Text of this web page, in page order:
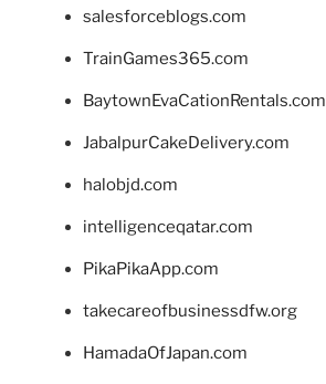
salesforceblogs.com
TrainGames365.com
BaytownEvaCationRentals.com
JabalpurCakeDelivery.com
halobjd.com
intelligenceqatar.com
PikaPikaApp.com
takecareofbusinessdfw.org
HamadaOfJapan.com